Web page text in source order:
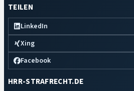
TEILEN
LinkedIn
Xing
Facebook
HRR-STRAFRECHT.DE